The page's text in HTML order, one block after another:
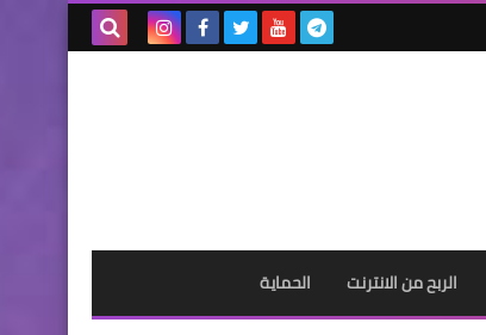
الربح من الانترنت الحماية